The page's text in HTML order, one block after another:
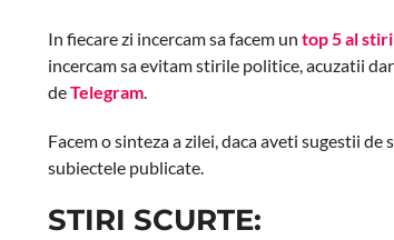
In fiecare zi incercam sa facem un top 5 al
incercam sa evitam stirile politice, acuzatii
deTelegram.
Facem o sinteza a zilei, daca aveti sugestii
subiectele publicate.
STIRI SCURTE: